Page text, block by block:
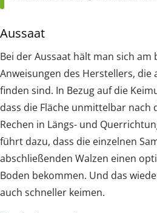
Aussaat
Bei der Aussaat hält man sich am
Anweisungen des Herstellers, die
finden sind. In Bezug auf die
dass die Fläche unmittelbar nach
Rechen in Längs- und
führt dazu, dass die einzelnen
abschließenden Walzen einen
Boden bekommen. Und das
auch schneller keimen.